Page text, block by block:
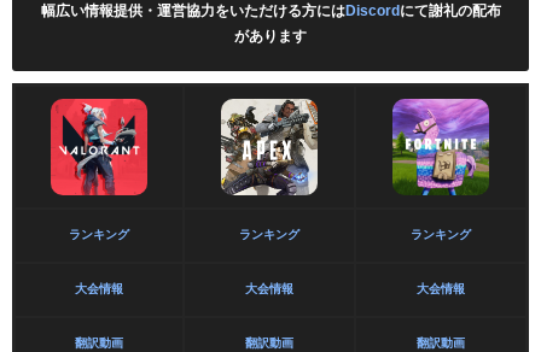
幅広い情報提供・運営協力をいただける方にはDiscordにて謝礼の配布
があります
ランキング ランキング ランキング
大会情報 大会情報 大会情報
翻訳動画 翻訳動画 翻訳動画